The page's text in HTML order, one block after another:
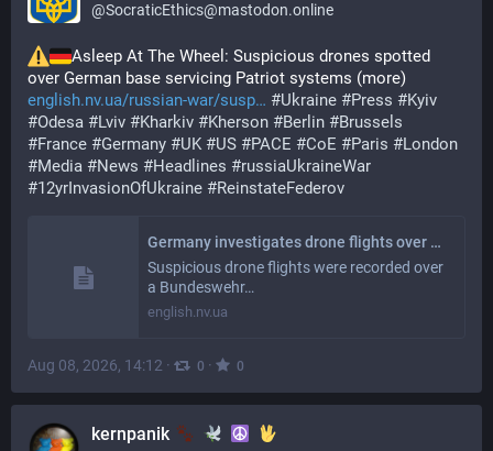
@SocraticEthics@mastodon.online
Asleep At The Wheel: Suspicious drones spotted
over German base servicing Patriot systems (more)
english.nv.ua/russian-war/susp
#Ukraine #Press #Kyiv
#Odesa #Lviv #Kharkiv #Kherson #Berlin #Brussels
#France #Germany #UK #US #PACE #CoE #Paris #London
#Media #News #Headlines #russiaUkraineWar
#12yrInvasionOfUkraine #ReinstateFederov
Germany investigates drone flights over Bundeswehr site servicing Patriot systems
Suspicious drone flights were recorded over
a Bundeswehr…
english.nv.ua
Aug 08, 2026, 14:12 · 0 · 0
kernpanik